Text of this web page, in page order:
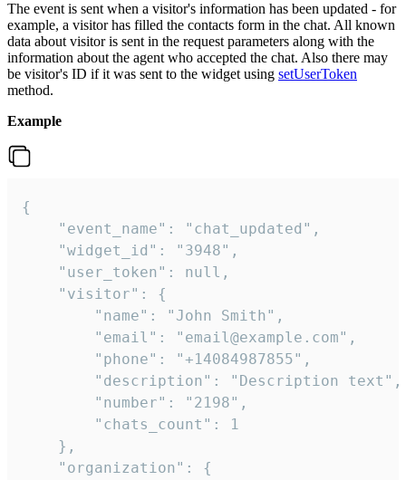
The event is sent when a visitor's information has been updated - for
example, a visitor has filled the contacts form in the chat. All known
data about visitor is sent in the request parameters along with the
information about the agent who accepted the chat. Also there may
be visitor's ID if it was sent to the widget using setUserToken
method.
Example
{
    "event_name": "chat_updated",
    "widget_id": "3948",
    "user_token": null,
    "visitor": {
        "name": "John Smith",
        "email": "email@example.com",
        "phone": "+14084987855",
        "description": "Description text",
        "number": "2198",
        "chats_count": 1
    },
    "organization": {